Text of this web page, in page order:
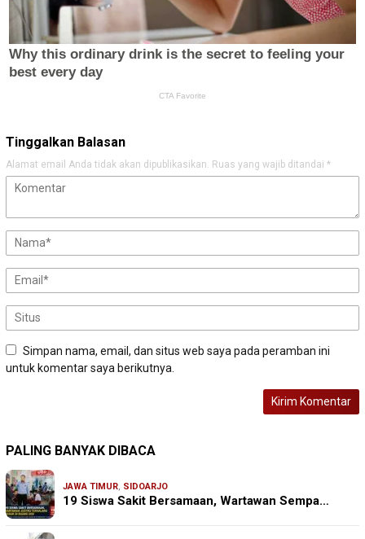
Tinggalkan Balasan
Alamat email Anda tidak akan dipublikasikan. Ruas yang wajib ditandai *
Simpan nama, email, dan situs web saya pada peramban ini
untuk komentar saya berikutnya.
PALING BANYAK DIBACA
JAWA TIMUR, SIDOARJO
19 Siswa Sakit Bersamaan, Wartawan Sempa…